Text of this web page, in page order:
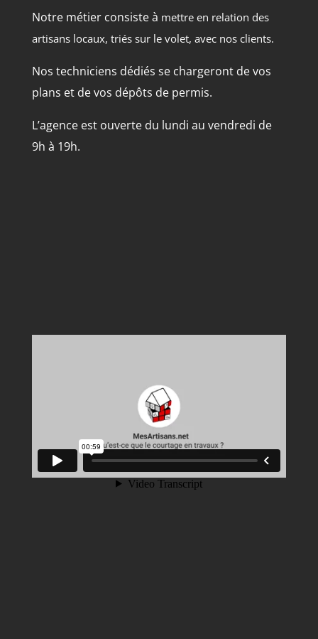
Notre métier consiste à mettre en relation des
artisans locaux, triés sur le volet, avec nos clients.
Nos techniciens dédiés se chargeront de vos
plans et de vos dépôts de permis.
L’agence est ouverte du lundi au vendredi de
9h à 19h.